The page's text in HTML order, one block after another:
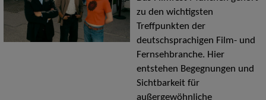
zu den wichtigsten
Treffpunkten der
deutschsprachigen Film- und
Fernsehbranche. Hier
entstehen Begegnungen und
Sichtbarkeit für
außergewöhnliche